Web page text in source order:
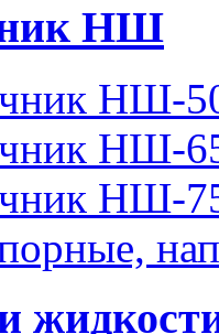
НШ
НШ-
НШ-
НШ-